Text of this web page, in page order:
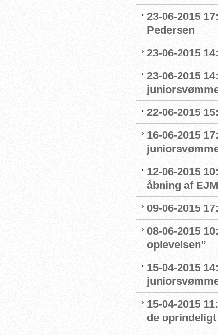
23-06-2015
Pedersen
23-06-2015
23-06-2015
22-06-2015
16-06-2015
12-06-2015
åbning af EJM
09-06-2015
08-06-2015
oplevelsen”
15-04-2015
15-04-2015
de